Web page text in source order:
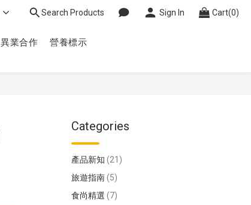
Search Products Sign In Cart(0)
異業合作 營養標示
Categories
產品新知 (21)
旅遊指南(5)
食尚精選 (7)